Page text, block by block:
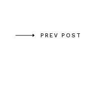
PREV POST